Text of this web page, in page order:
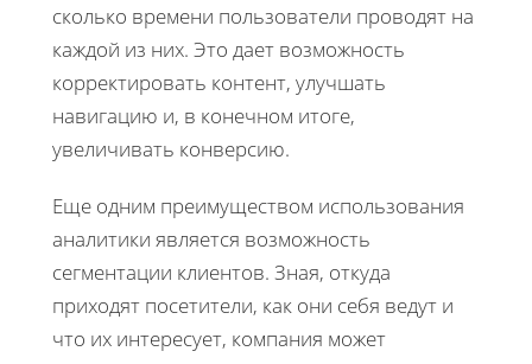
сколько времени пользователи проводят на
каждой из них. Это дает возможность
корректировать контент, улучшать
навигацию и, в конечном итоге,
увеличивать конверсию.
Еще одним преимуществом использования
аналитики является возможность
сегментации клиентов. Зная, откуда
приходят посетители, как они себя ведут и
что их интересует, компания может